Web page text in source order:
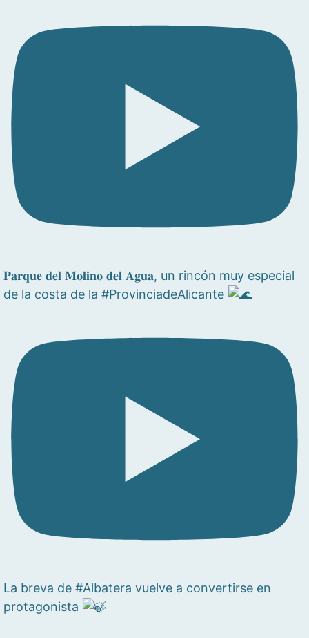
𝐏𝐚𝐫𝐪𝐮𝐞 𝐝𝐞𝐥 𝐌𝐨𝐥𝐢𝐧𝐨 𝐝𝐞𝐥 𝐀𝐠𝐮𝐚, un rincón muy especial
de la costa de la #ProvinciadeAlicante
La breva de #Albatera vuelve a convertirse en
protagonista